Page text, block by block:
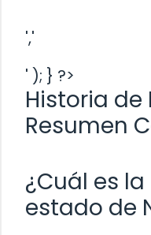
','
' ); } ?>
Historia de
Resumen
¿Cuál es
estado de